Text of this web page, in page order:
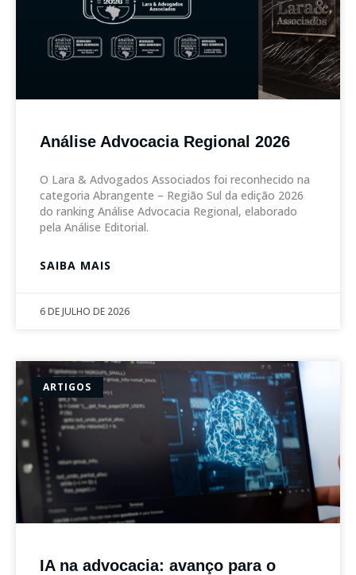
Análise Advocacia Regional 2026
O Lara & Advogados Associados foi reconhecido na
categoria Abrangente – Região Sul da edição 2026
do ranking Análise Advocacia Regional, elaborado
pela Análise Editorial.
SAIBA MAIS
6 DE JULHO DE 2026
ARTIGOS
IA na advocacia: avanço para o